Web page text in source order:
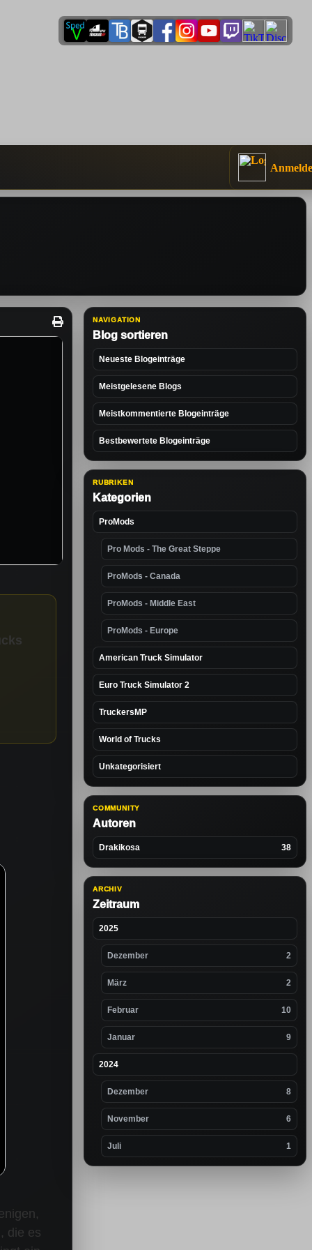
die es
NAVIGATION
Blog sortieren
Neueste Blogeinträge
Meistgelesene Blogs
Meistkommentierte Blogeinträge
Bestbewertete Blogeinträge
RUBRIKEN
Kategorien
ProMods
Pro Mods - The Great Steppe
ProMods - Canada
ProMods - Middle East
ProMods - Europe
American Truck Simulator
Euro Truck Simulator 2
TruckersMP
World of Trucks
Unkategorisiert
COMMUNITY
Autoren
Drakikosa 38
ARCHIV
Zeitraum
2025
Dezember 2
März 2
Februar 10
Januar 9
2024
Dezember 8
November 6
Juli 1